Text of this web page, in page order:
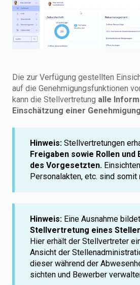
Die zur Verfügung gestellten
auf die Genehmigungsfunktionen
kann die Stellvertretung alle
Einschätzung einer Genehmigung
Hinweis: Stellvertretungen
Freigaben sowie Rollen und
des Vorgesetzten.
Personalakten, etc. sind somit
Hinweis: Eine Ausnahme
Stellvertretung eines
Hier erhält der Stellvertreter
Ansicht der
dieser während der
sichten und Bewerber